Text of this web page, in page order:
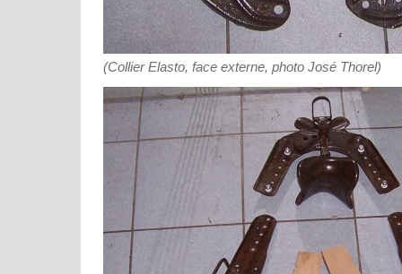
(Collier Elasto, face externe, photo José Thorel)